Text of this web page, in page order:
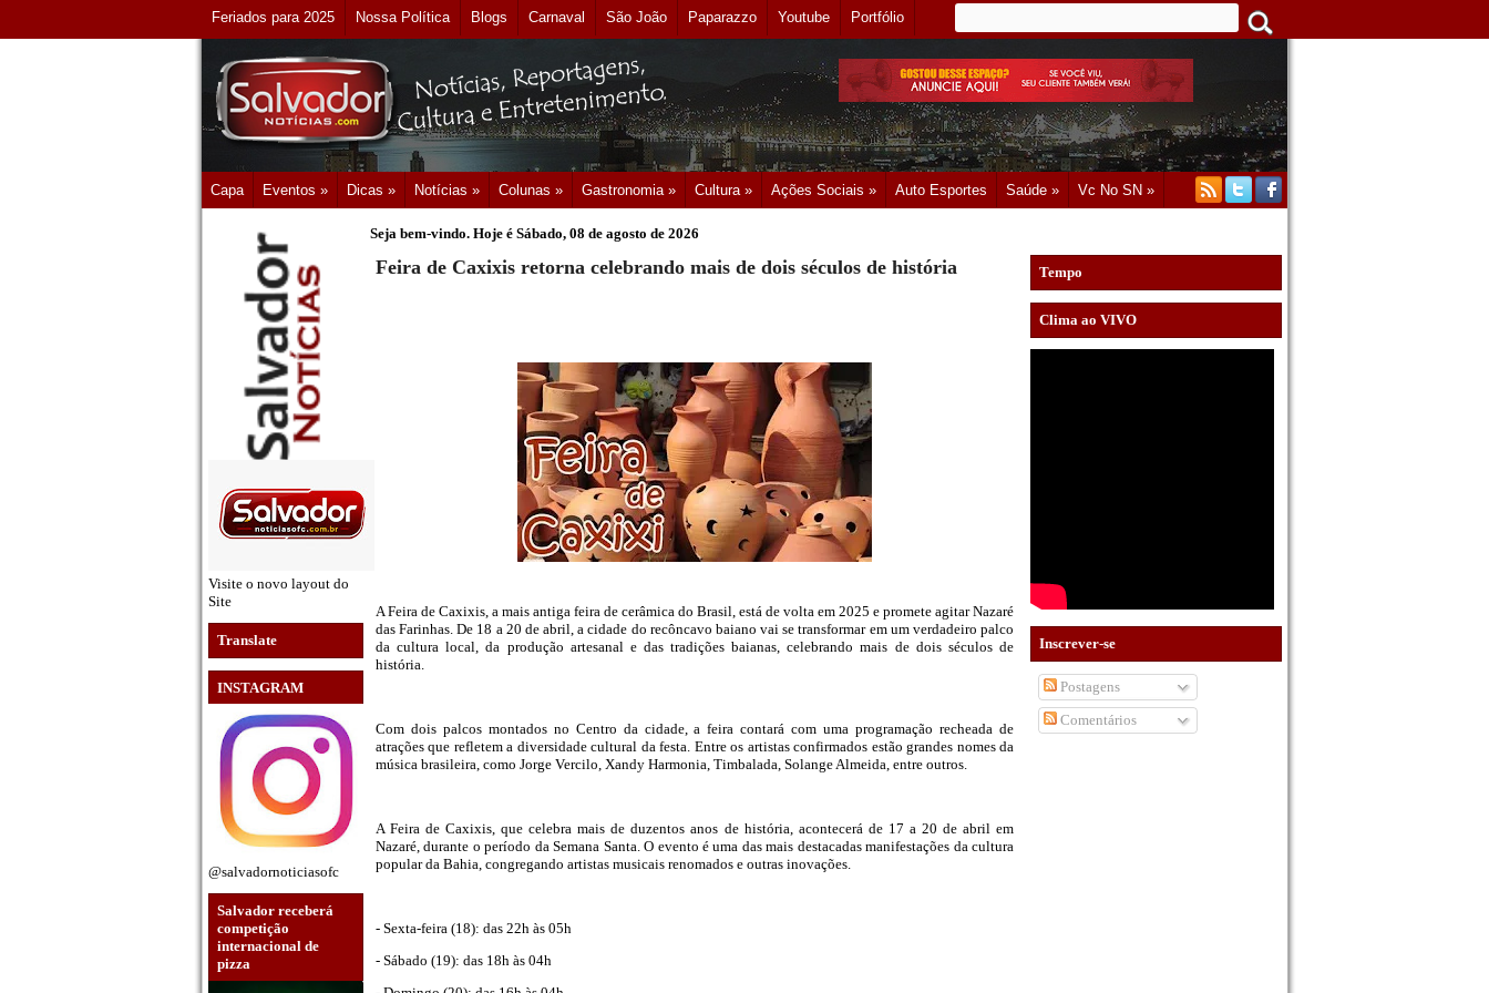
Feriados para 2025 Nossa Política Blogs Carnaval São João Paparazzo Youtube Portfólio
Capa Eventos » Dicas » Notícias » Colunas » Gastronomia » Cultura » Ações Sociais » Auto Esportes Saúde » Vc No SN »
Visite o novo layout do
Site
Translate
INSTAGRAM
@salvadornoticiasofc
Salvador receberá
competição
internacional de
pizza
Seja bem-vindo. Hoje é Sábado, 08 de agosto de 2026
Feira de Caxixis retorna celebrando mais de dois séculos de história
A Feira de Caxixis, a mais antiga feira de cerâmica do Brasil, está de volta em 2025 e promete agitar Nazaré
das Farinhas. De 18 a 20 de abril, a cidade do recôncavo baiano vai se transformar em um verdadeiro palco
da cultura local, da produção artesanal e das tradições baianas, celebrando mais de dois séculos de
história.
Com dois palcos montados no Centro da cidade, a feira contará com uma programação recheada de
atrações que refletem a diversidade cultural da festa. Entre os artistas confirmados estão grandes nomes da
música brasileira, como Jorge Vercilo, Xandy Harmonia, Timbalada, Solange Almeida, entre outros.
A Feira de Caxixis, que celebra mais de duzentos anos de história, acontecerá de 17 a 20 de abril em
Nazaré, durante o período da Semana Santa. O evento é uma das mais destacadas manifestações da cultura
popular da Bahia, congregando artistas musicais renomados e outras inovações.
- Sexta-feira (18): das 22h às 05h
- Sábado (19): das 18h às 04h
Tempo
Clima ao VIVO
Inscrever-se
Postagens
Comentários